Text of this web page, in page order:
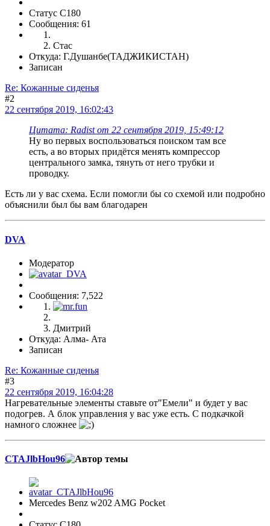
Статус C180
Сообщения: 61
Стас
Откуда: Г.Душанбе(ТАДЖИКИСТАН)
Записан
Re: Кожанные сиденья
#2
22 сентября 2019, 16:02:43
Цитата: Radist от 22 сентября 2019, 15:49:12
Ну во первых воспользоваться поиском там все
есть, а во вторых придётся менять компрессор
центрального замка, тянуть от него трубки и
проводку.
Есть ли у вас схема. Если помогли бы со схемой или подробно
объяснили был бы вам благодарен
DVA
Модератор
Сообщения: 7,522
Дмитрий
Откуда: Алма- Ата
Записан
Re: Кожанные сиденья
#3
22 сентября 2019, 16:04:28
Нагревательные элементы ставьте от"Емели" и будет у вас
подогрев. А блок управления у вас уже есть. С подкачкой
намного сложнее
CTAJlbHou96
Mercedes Benz w202 AMG Pocket